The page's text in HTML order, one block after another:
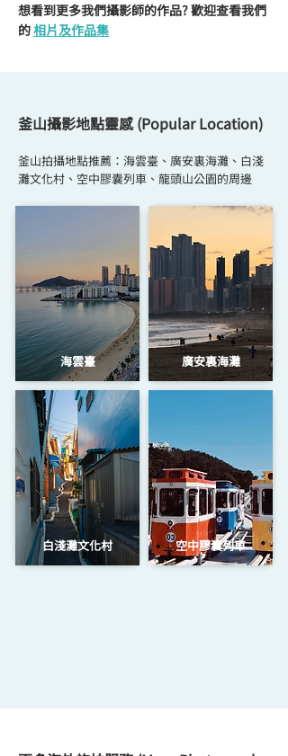
想看到更多我們攝影師的作品? 歡迎查看我們
的相片及作品集
釜山攝影地點靈感 (Popular Location)
釜山拍攝地點推薦：海雲臺、廣安裏海灘、白淺
灘文化村、空中膠囊列車、龍頭山公園的周邊
海雲臺
白淺灘文化村
廣安裏海灘
空中膠囊列車